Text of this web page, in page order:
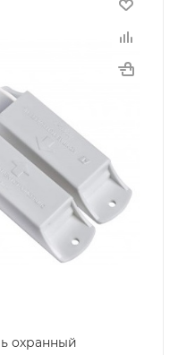
охранный